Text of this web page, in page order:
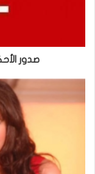
صدور